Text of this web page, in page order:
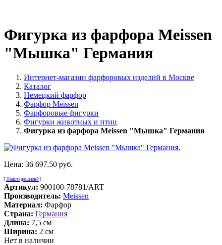
Фигурка из фарфора Meissen
"Мышка" Германия
Интернет-магазин фарфоровых изделий в Москве
Каталог
Немецкий фарфор
Фарфор Meissen
Фарфоровые фигурки
Фигурки животных и птиц
Фигурка из фарфора Meissen "Мышка" Германия
Цена: 36 697.50 руб.
[ Нашли дешевле? ]
Артикул: 900100-78781/ART
Производитель: Meissen
Материал: Фарфор
Страна: Германия
Длина: 7,5 см
Ширина: 2 см
Нет в наличии